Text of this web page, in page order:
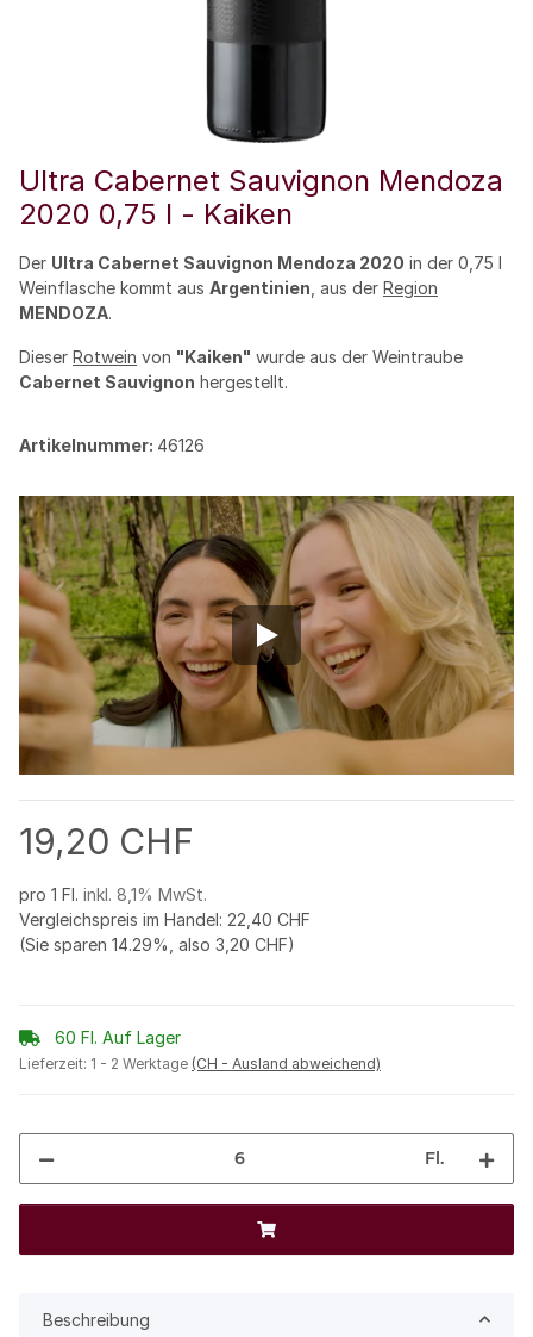
Ultra Cabernet Sauvignon Mendoza
2020 0,75 l - Kaiken
Der Ultra Cabernet Sauvignon Mendoza 2020 in der 0,75 l
Weinflasche kommt aus Argentinien , aus der Region
MENDOZA.
Dieser Rotwein von "Kaiken" wurde aus der Weintraube
Cabernet Sauvignon hergestellt.
Artikelnummer: 46126
19,20 CHF
pro 1 Fl. inkl. 8,1% MwSt.
Vergleichspreis im Handel: 22,40 CHF
(Sie sparen 14.29% , also 3,20 CHF)
60 Fl. Auf Lager
Lieferzeit: 1 - 2 Werktage (CH - Ausland abweichend)
Fl.
Beschreibung